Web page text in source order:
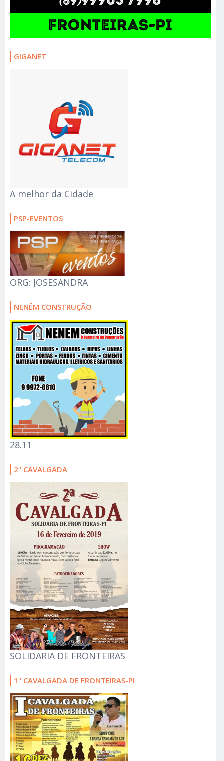
GIGANET
A melhor da Cidade
PSP-EVENTOS
ORG: JOSESANDRA
NENÊM CONSTRUÇÃO
28.11
2ª CAVALGADA
SOLIDARIA DE FRONTEIRAS
1ª CAVALGADA DE FRONTEIRAS-PI